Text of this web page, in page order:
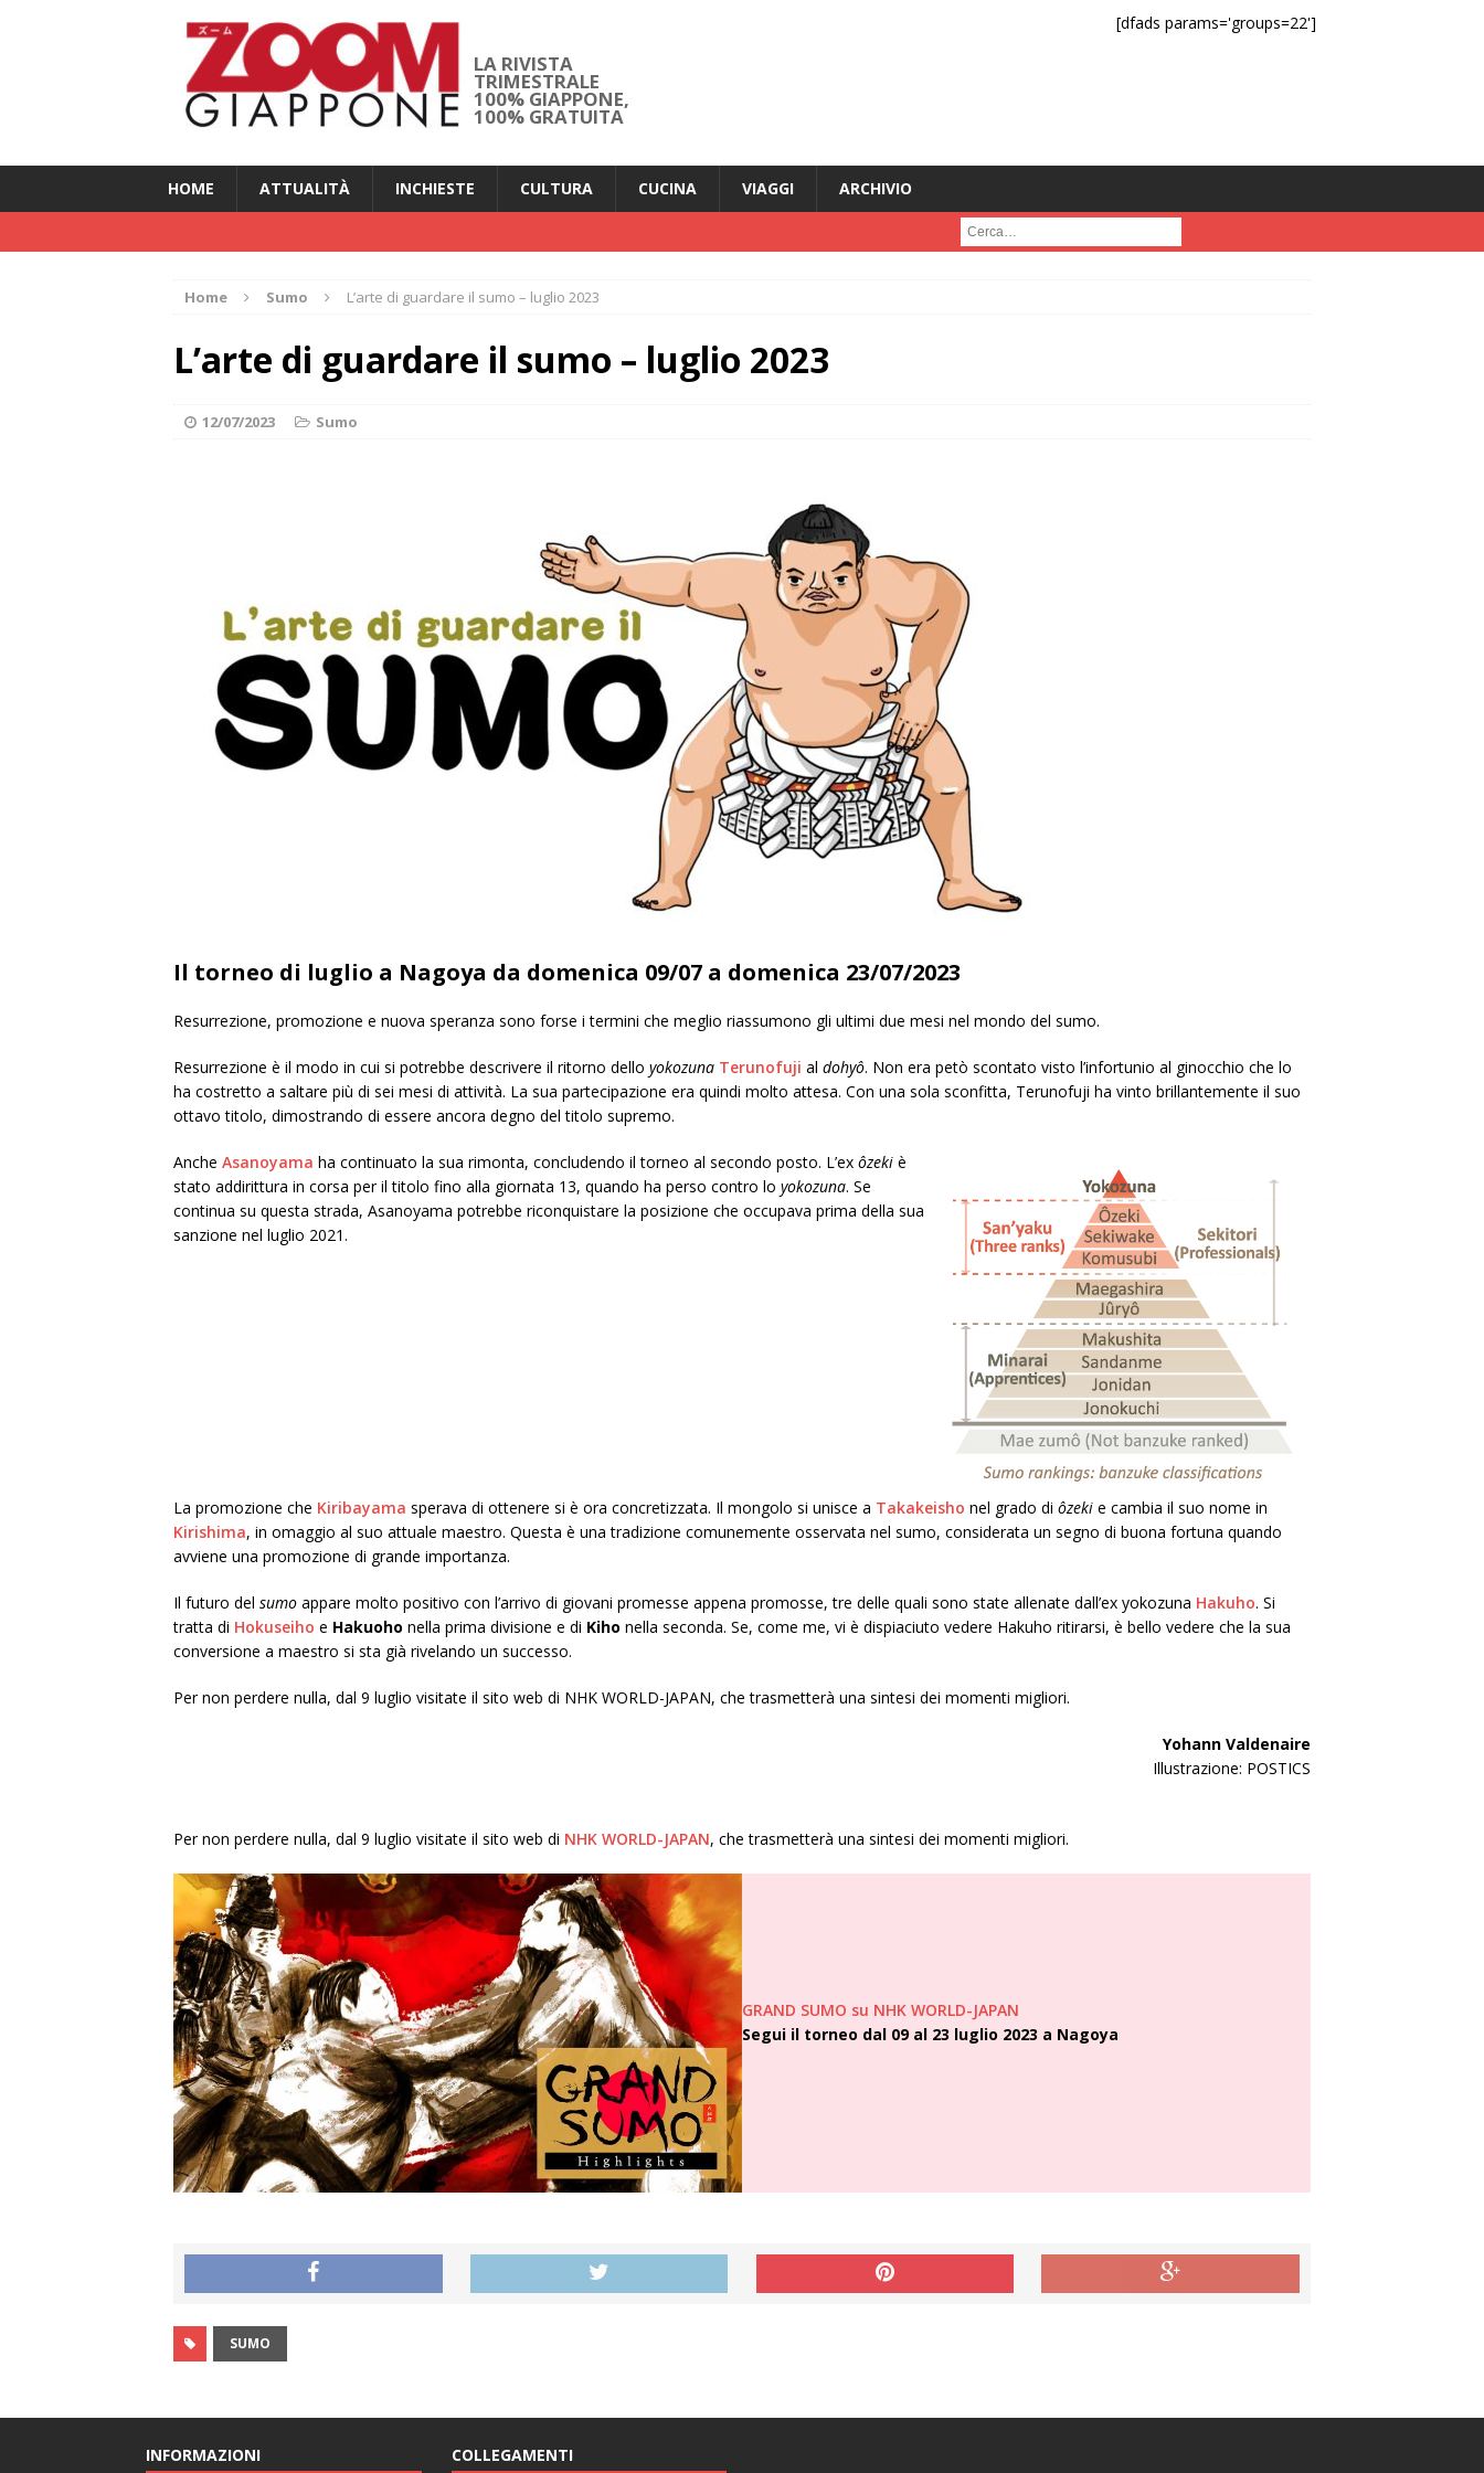
LA RIVISTA
TRIMESTRALE
100% GIAPPONE,
100% GRATUITA
[dfads params='groups=22']
HOME ATTUALITÀ INCHIESTE CULTURA CUCINA VIAGGI
ARCHIVIO
Cerca :
Home Sumo L’arte di guardare il sumo – luglio 2023
L’arte di guardare il sumo – luglio 2023
12/07/2023 Sumo
Il torneo di luglio a Nagoya da domenica 09/07 a domenica 23/07/2023
Resurrezione, promozione e nuova speranza sono forse i termini che meglio riassumono gli ultimi due mesi nel mondo del sumo.
Resurrezione è il modo in cui si potrebbe descrivere il ritorno dello yokozuna Terunofuji al dohyô. Non era petò scontato visto l’infortunio al ginocchio che lo
ha costretto a saltare più di sei mesi di attività. La sua partecipazione era quindi molto attesa. Con una sola sconfitta, Terunofuji ha vinto brillantemente il suo
ottavo titolo, dimostrando di essere ancora degno del titolo supremo.
Anche Asanoyama ha continuato la sua rimonta, concludendo il torneo al secondo posto. L’ex ôzeki è
stato addirittura in corsa per il titolo fino alla giornata 13, quando ha perso contro lo yokozuna. Se
continua su questa strada, Asanoyama potrebbe riconquistare la posizione che occupava prima della sua
sanzione nel luglio 2021.
La promozione che Kiribayama sperava di ottenere si è ora concretizzata. Il mongolo si unisce a Takakeisho nel grado di ôzeki e cambia il suo nome in
Kirishima, in omaggio al suo attuale maestro. Questa è una tradizione comunemente osservata nel sumo, considerata un segno di buona fortuna quando
avviene una promozione di grande importanza.
Il futuro del sumo appare molto positivo con l’arrivo di giovani promesse appena promosse, tre delle quali sono state allenate dall’ex yokozuna Hakuho. Si
tratta di Hokuseiho e Hakuoho nella prima divisione e di Kiho nella seconda. Se, come me, vi è dispiaciuto vedere Hakuho ritirarsi, è bello vedere che la sua
conversione a maestro si sta già rivelando un successo.
Per non perdere nulla, dal 9 luglio visitate il sito web di NHK WORLD-JAPAN, che trasmetterà una sintesi dei momenti migliori.
Yohann Valdenaire
Illustrazione: POSTICS
Per non perdere nulla, dal 9 luglio visitate il sito web di NHK WORLD-JAPAN, che trasmetterà una sintesi dei momenti migliori.
GRAND SUMO su NHK WORLD-JAPAN
Segui il torneo dal 09 al 23 luglio 2023 a Nagoya
SUMO
INFORMAZIONI COLLEGAMENTI